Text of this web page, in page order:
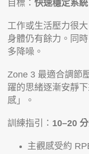
目標： 快速穩定系
工作或生活壓力很
身體仍有餘力。同
多降噪。
Zone 3 最適合調節
躍的思緒逐漸安靜
感」。
訓練指引： 10–20
主觀感受約